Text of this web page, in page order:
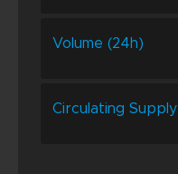
Volume (24h)
Circulating Supply